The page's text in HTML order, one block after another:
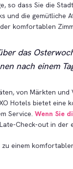
so dass Sie die
und die gemütliche
komfortablen
das
nach einem
von Märkten und
Hotels bietet eine
Service. Wenn Sie
Check-out in der
einem